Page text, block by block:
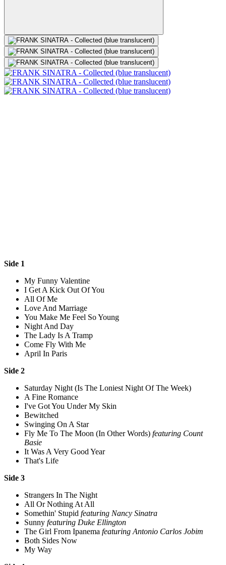
Side 1
My Funny Valentine
I Get A Kick Out Of You
All Of Me
Love And Marriage
You Make Me Feel So Young
Night And Day
The Lady Is A Tramp
Come Fly With Me
April In Paris
Side 2
Saturday Night (Is The Loniest Night Of The Week)
A Fine Romance
I've Got You Under My Skin
Bewitched
Swinging On A Star
Fly Me To The Moon (In Other Words) featuring Count
Basie
It Was A Very Good Year
That's Life
Side 3
Strangers In The Night
All Or Nothing At All
Somethin' Stupid featuring Nancy Sinatra
Sunny featuring Duke Ellington
The Girl From Ipanema featuring Antonio Carlos Jobim
Both Sides Now
My Way